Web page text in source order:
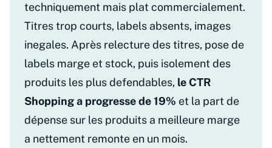
techniquement mais plat commercialement.
Titres trop courts, labels absents, images
inegales. Après relecture des titres, pose de
labels marge et stock, puis isolement des
produits les plus defendables, le CTR
Shopping a progresse de 19% et la part de
dépense sur les produits a meilleure marge
a nettement remonte en un mois.